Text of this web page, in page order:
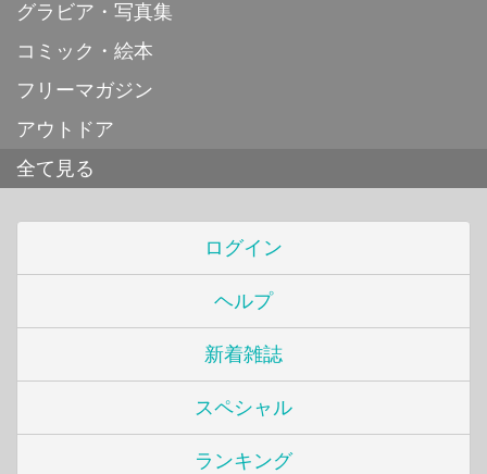
グラビア・写真集
コミック・絵本
フリーマガジン
アウトドア
全て見る
ログイン
ヘルプ
新着雑誌
スペシャル
ランキング